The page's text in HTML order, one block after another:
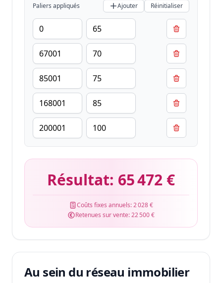
Paliers appliqués Ajouter Réinitialiser
Résultat: 65 472 €
Coûts fixes annuels:2 028 €
Retenues sur vente:22 500 €
Au sein du réseau immobilier